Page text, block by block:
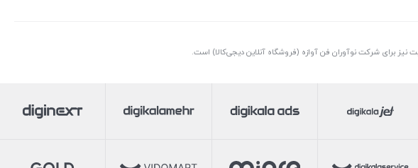
برای شرکت نوآوران فن آوازه (فروشگاه آنلاین دیجی‌کالا) است.